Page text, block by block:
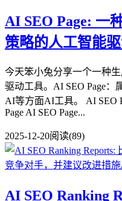
AI SEO Page: 一
策略的人工智能驱
今天笨小兔分享一个一种
驱动工具。AI SEO Page
AI等方面AI工具。 AI SEO
Page AI SEO Page...
2025-12-20阅读(89)
AI SEO Ranking